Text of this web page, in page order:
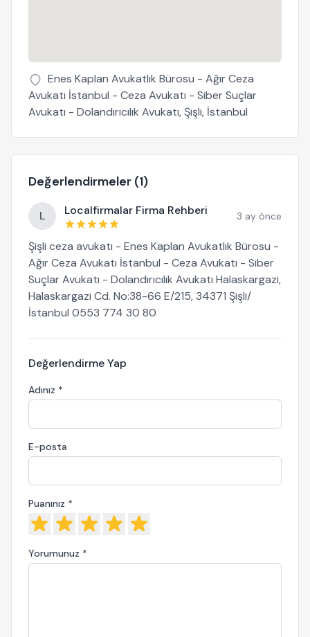
Enes Kaplan Avukatlık Bürosu - Ağır Ceza
Avukatı İstanbul - Ceza Avukatı - Siber Suçlar
Avukatı - Dolandırıcılık Avukatı, Şişli, İstanbul
Değerlendirmeler (1)
L Localfirmalar Firma Rehberi 3 ay önce
Şişli ceza avukatı - Enes Kaplan Avukatlık Bürosu -
Ağır Ceza Avukatı İstanbul - Ceza Avukatı - Siber
Suçlar Avukatı - Dolandırıcılık Avukatı Halaskargazi,
Halaskargazi Cd. No:38-66 E/215, 34371 Şişli/
İstanbul 0553 774 30 80
Değerlendirme Yap
Adınız *
E-posta
Puanınız *
Yorumunuz *